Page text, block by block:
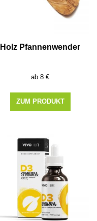
Holz Pfannenwender
8 €
ZUM PRODUKT